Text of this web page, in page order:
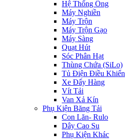
Hệ Thống Ống
Máy Nghiền
Máy Trộn
Máy Trộn Gạo
Máy Sàng
Quạt Hút
Sóc Phân Hạt
Thùng Chứa (SiLo)
Tủ Điện Điều Khiển
Xe Đẩy Hàng
Vít Tải
Van Xả Kín
Phụ Kiện Băng Tải
Con Lăn- Rulo
Dây Cao Su
Phụ Kiện Khác